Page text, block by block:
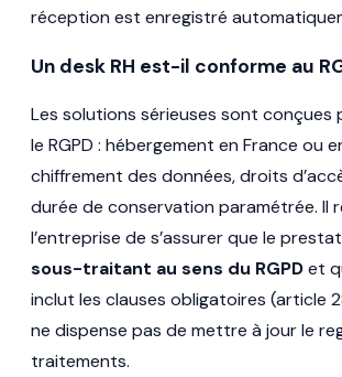
réception est enregistré
Un desk RH est-il conforme au
Les solutions sérieuses sont
le RGPD : hébergement en France ou
chiffrement des données, droits
durée de conservation paramétrée. Il
l’entreprise de s’assurer que le
sous-traitant au sens du RGPDet
inclut les clauses obligatoires (article
ne dispense pas de mettre à jour le
traitements.